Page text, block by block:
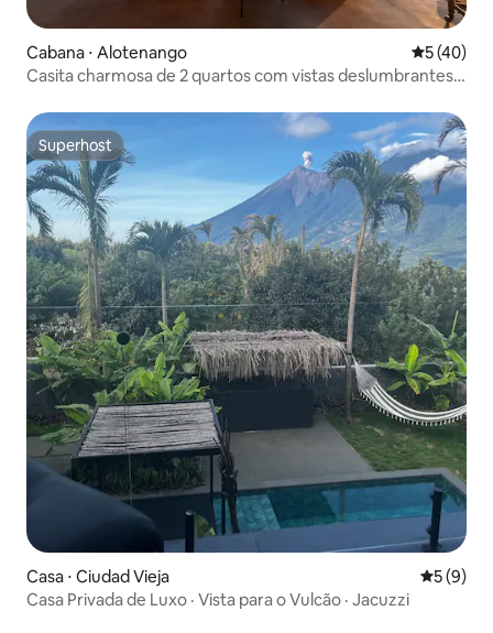
Cabana ⋅ Alotenango 5 de uma
5 (40)
Casita charmosa de 2 quartos com vistas deslumbrantes
Superhost
Superhost
Casa ⋅ Ciudad Vieja 5 de
5 (9)
Casa Privada de Luxo · Vista para o Vulcão · Jacuzzi